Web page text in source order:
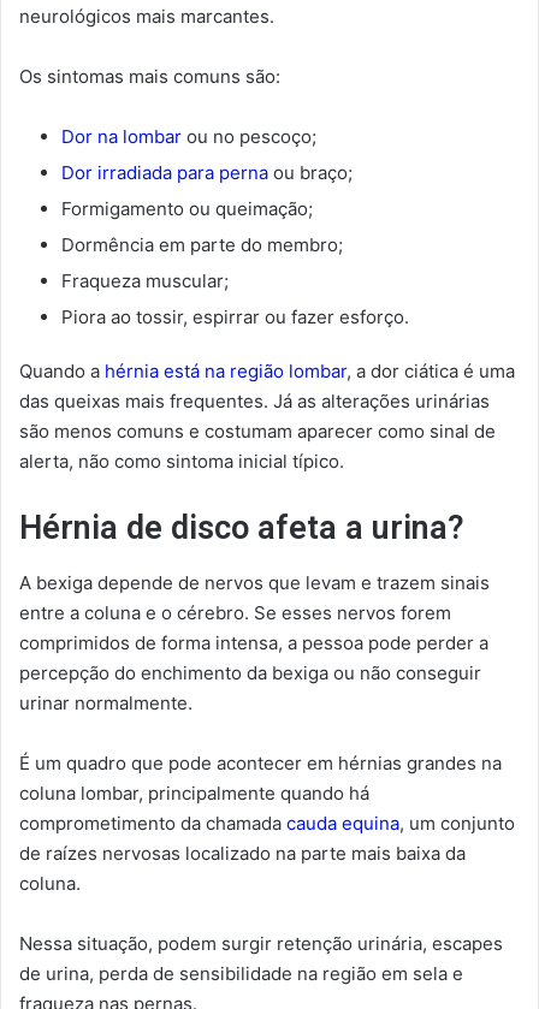
neurológicos mais marcantes.
Os sintomas mais comuns são:
Dor na lombar ou no pescoço;
Dor irradiada para perna ou braço;
Formigamento ou queimação;
Dormência em parte do membro;
Fraqueza muscular;
Piora ao tossir, espirrar ou fazer esforço.
Quando a hérnia está na região lombar, a dor ciática é uma
das queixas mais frequentes. Já as alterações urinárias
são menos comuns e costumam aparecer como sinal de
alerta, não como sintoma inicial típico.
Hérnia de disco afeta a urina?
A bexiga depende de nervos que levam e trazem sinais
entre a coluna e o cérebro. Se esses nervos forem
comprimidos de forma intensa, a pessoa pode perder a
percepção do enchimento da bexiga ou não conseguir
urinar normalmente.
É um quadro que pode acontecer em hérnias grandes na
coluna lombar, principalmente quando há
comprometimento da chamada cauda equina, um conjunto
de raízes nervosas localizado na parte mais baixa da
coluna.
Nessa situação, podem surgir retenção urinária, escapes
de urina, perda de sensibilidade na região em sela e
fraqueza nas pernas.